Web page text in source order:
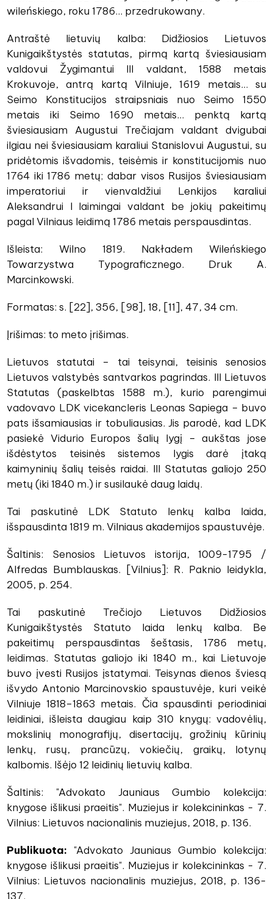
wileńskiego, roku 1786... przedrukowany.
Antraštė lietuvių kalba: Didžiosios Lietuvos
Kunigaikštystės statutas, pirmą kartą šviesiausiam
valdovui Žygimantui III valdant, 1588 metais
Krokuvoje, antrą kartą Vilniuje, 1619 metais... su
Seimo Konstitucijos straipsniais nuo Seimo 1550
metais iki Seimo 1690 metais... penktą kartą
šviesiausiam Augustui Trečiajam valdant dvigubai
ilgiau nei šviesiausiam karaliui Stanislovui Augustui, su
pridėtomis išvadomis, teisėmis ir konstitucijomis nuo
1764 iki 1786 metų; dabar visos Rusijos šviesiausiam
imperatoriui ir vienvaldžiui Lenkijos karaliui
Aleksandrui I laimingai valdant be jokių pakeitimų
pagal Vilniaus leidimą 1786 metais perspausdintas.
Išleista: Wilno 1819. Nakładem Wileńskiego
Towarzystwa Typograficznego. Druk A.
Marcinkowski.
Formatas: s. [22], 356, [98], 18, [11], 47, 34 cm.
Įrišimas: to meto įrišimas.
Lietuvos statutai – tai teisynai, teisinis senosios
Lietuvos valstybės santvarkos pagrindas. III Lietuvos
Statutas (paskelbtas 1588 m.), kurio parengimui
vadovavo LDK vicekancleris Leonas Sapiega – buvo
pats išsamiausias ir tobuliausias. Jis parodė, kad LDK
pasiekė Vidurio Europos šalių lygį – aukštas jose
išdėstytos teisinės sistemos lygis darė įtaką
kaimyninių šalių teisės raidai. III Statutas galiojo 250
metų (iki 1840 m.) ir susilaukė daug laidų.
Tai paskutinė LDK Statuto lenkų kalba laida,
išspausdinta 1819 m. Vilniaus akademijos spaustuvėje.
Šaltinis: Senosios Lietuvos istorija, 1009-1795 /
Alfredas Bumblauskas. [Vilnius]: R. Paknio leidykla,
2005, p. 254.
Tai paskutinė Trečiojo Lietuvos Didžiosios
Kunigaikštystės Statuto laida lenkų kalba. Be
pakeitimų perspausdintas šeštasis, 1786 metų,
leidimas. Statutas galiojo iki 1840 m., kai Lietuvoje
buvo įvesti Rusijos įstatymai. Teisynas dienos šviesą
išvydo Antonio Marcinovskio spaustuvėje, kuri veikė
Vilniuje 1818–1863 metais. Čia spausdinti periodiniai
leidiniai, išleista daugiau kaip 310 knygų: vadovėlių,
mokslinių monografijų, disertacijų, grožinių kūrinių
lenkų, rusų, prancūzų, vokiečių, graikų, lotynų
kalbomis. Išėjo 12 leidinių lietuvių kalba.
Šaltinis: "Advokato Jauniaus Gumbio kolekcija:
knygose išlikusi praeitis". Muziejus ir kolekcininkas - 7.
Vilnius: Lietuvos nacionalinis muziejus, 2018, p. 136.
Publikuota: "Advokato Jauniaus Gumbio kolekcija:
knygose išlikusi praeitis". Muziejus ir kolekcininkas - 7.
Vilnius: Lietuvos nacionalinis muziejus, 2018, p. 136-
137.